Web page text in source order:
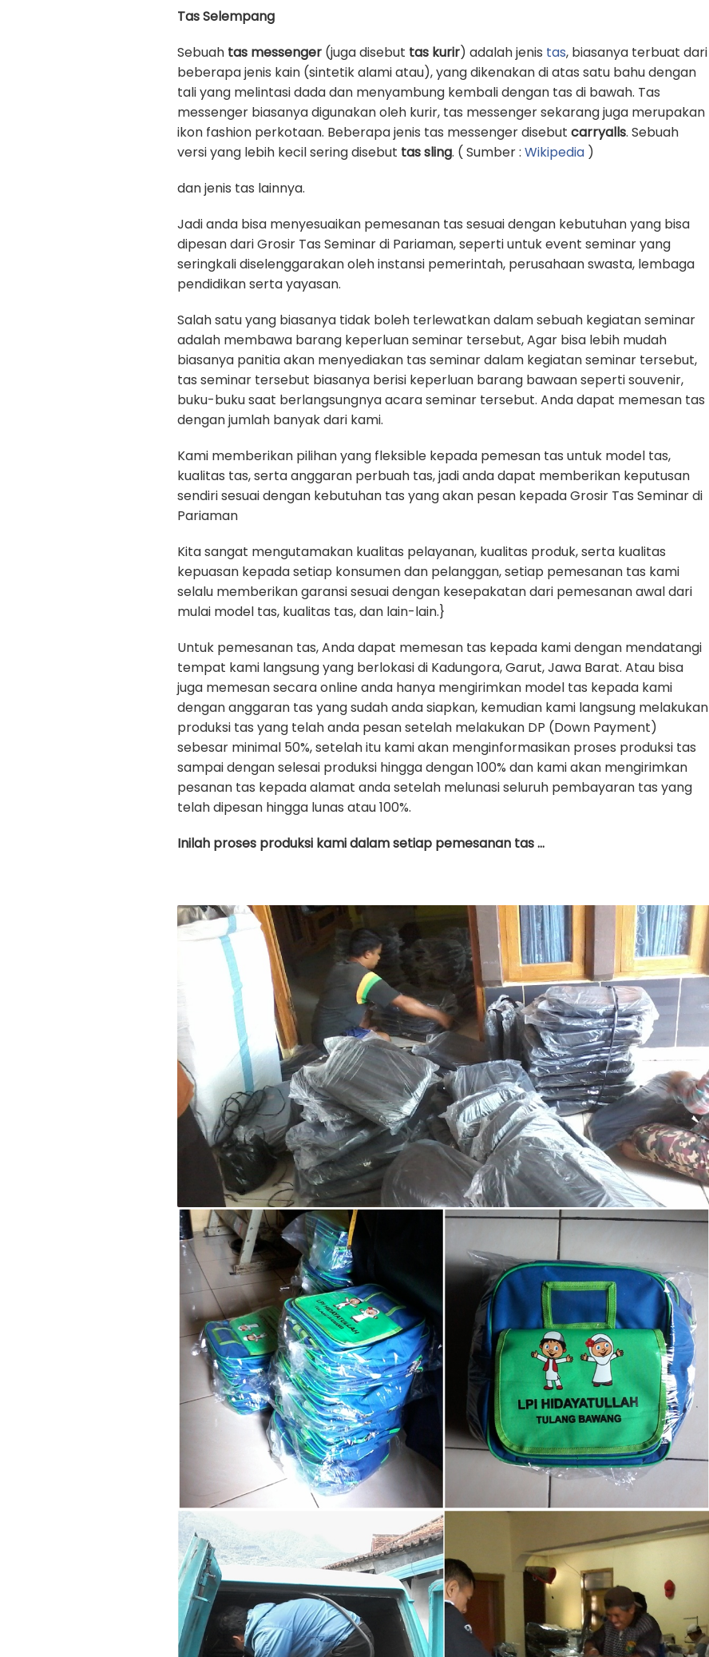
Tas Selempang
Sebuah tas messenger (juga disebut tas kurir) adalah jenis tas, biasanya terbuat dari
beberapa jenis kain (sintetik alami atau), yang dikenakan di atas satu bahu dengan
tali yang melintasi dada dan menyambung kembali dengan tas di bawah. Tas
messenger biasanya digunakan oleh kurir, tas messenger sekarang juga merupakan
ikon fashion perkotaan. Beberapa jenis tas messenger disebut carryalls. Sebuah
versi yang lebih kecil sering disebut tas sling. ( Sumber : Wikipedia )
dan jenis tas lainnya.
Jadi anda bisa menyesuaikan pemesanan tas sesuai dengan kebutuhan yang bisa
dipesan dari Grosir Tas Seminar di Pariaman, seperti untuk event seminar yang
seringkali diselenggarakan oleh instansi pemerintah, perusahaan swasta, lembaga
pendidikan serta yayasan.
Salah satu yang biasanya tidak boleh terlewatkan dalam sebuah kegiatan seminar
adalah membawa barang keperluan seminar tersebut, Agar bisa lebih mudah
biasanya panitia akan menyediakan tas seminar dalam kegiatan seminar tersebut,
tas seminar tersebut biasanya berisi keperluan barang bawaan seperti souvenir,
buku-buku saat berlangsungnya acara seminar tersebut. Anda dapat memesan tas
dengan jumlah banyak dari kami.
Kami memberikan pilihan yang fleksible kepada pemesan tas untuk model tas,
kualitas tas, serta anggaran perbuah tas, jadi anda dapat memberikan keputusan
sendiri sesuai dengan kebutuhan tas yang akan pesan kepada Grosir Tas Seminar di
Pariaman
Kita sangat mengutamakan kualitas pelayanan, kualitas produk, serta kualitas
kepuasan kepada setiap konsumen dan pelanggan, setiap pemesanan tas kami
selalu memberikan garansi sesuai dengan kesepakatan dari pemesanan awal dari
mulai model tas, kualitas tas, dan lain-lain.}
Untuk pemesanan tas, Anda dapat memesan tas kepada kami dengan mendatangi
tempat kami langsung yang berlokasi di Kadungora, Garut, Jawa Barat. Atau bisa
juga memesan secara online anda hanya mengirimkan model tas kepada kami
dengan anggaran tas yang sudah anda siapkan, kemudian kami langsung melakukan
produksi tas yang telah anda pesan setelah melakukan DP (Down Payment)
sebesar minimal 50%, setelah itu kami akan menginformasikan proses produksi tas
sampai dengan selesai produksi hingga dengan 100% dan kami akan mengirimkan
pesanan tas kepada alamat anda setelah melunasi seluruh pembayaran tas yang
telah dipesan hingga lunas atau 100%.
Inilah proses produksi kami dalam setiap pemesanan tas …